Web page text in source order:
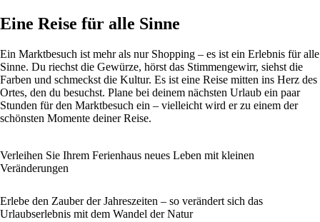
Eine Reise für alle Sinne
Ein Marktbesuch ist mehr als nur Shopping – es ist ein Erlebnis für alle
Sinne. Du riechst die Gewürze, hörst das Stimmengewirr, siehst die
Farben und schmeckst die Kultur. Es ist eine Reise mitten ins Herz des
Ortes, den du besuchst. Plane bei deinem nächsten Urlaub ein paar
Stunden für den Marktbesuch ein – vielleicht wird er zu einem der
schönsten Momente deiner Reise.
Verleihen Sie Ihrem Ferienhaus neues Leben mit kleinen
Veränderungen
Erlebe den Zauber der Jahreszeiten – so verändert sich das
Urlaubserlebnis mit dem Wandel der Natur